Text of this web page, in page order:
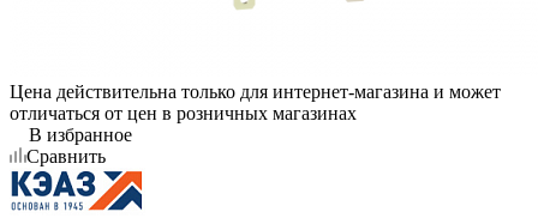
Цена действительна только для интернет-магазина и может
отличаться от цен в розничных магазинах
В избранное
Сравнить